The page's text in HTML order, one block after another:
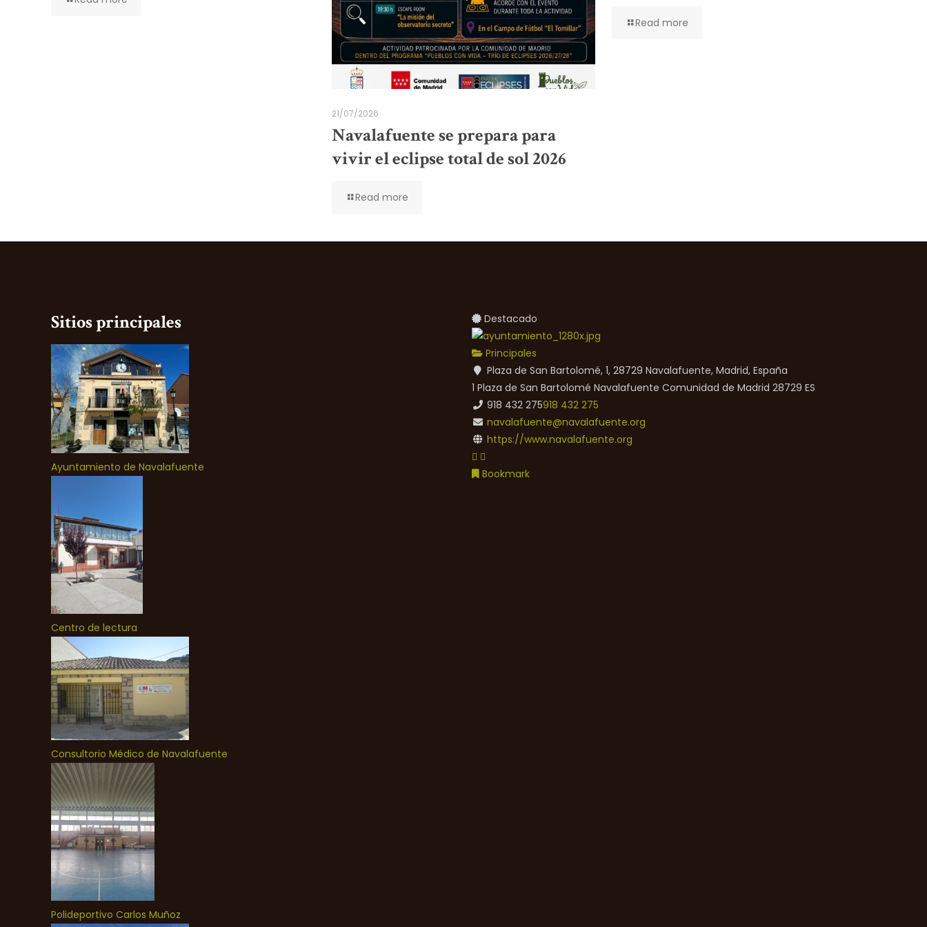
21/07/2026
Navalafuente se prepara para
vivir el eclipse total de sol 2026
Read more
Read more
Sitios principales
Ayuntamiento de Navalafuente
Centro de lectura
Consultorio Médico de Navalafuente
Polideportivo Carlos Muñoz
Destacado
Principales
Plaza de San Bartolomé, 1, 28729 Navalafuente, Madrid, España
1 Plaza de San Bartolomé Navalafuente Comunidad de Madrid 28729 ES
918 432 275918 432 275
navalafuente@navalafuente.org
https://www.navalafuente.org
Bookmark